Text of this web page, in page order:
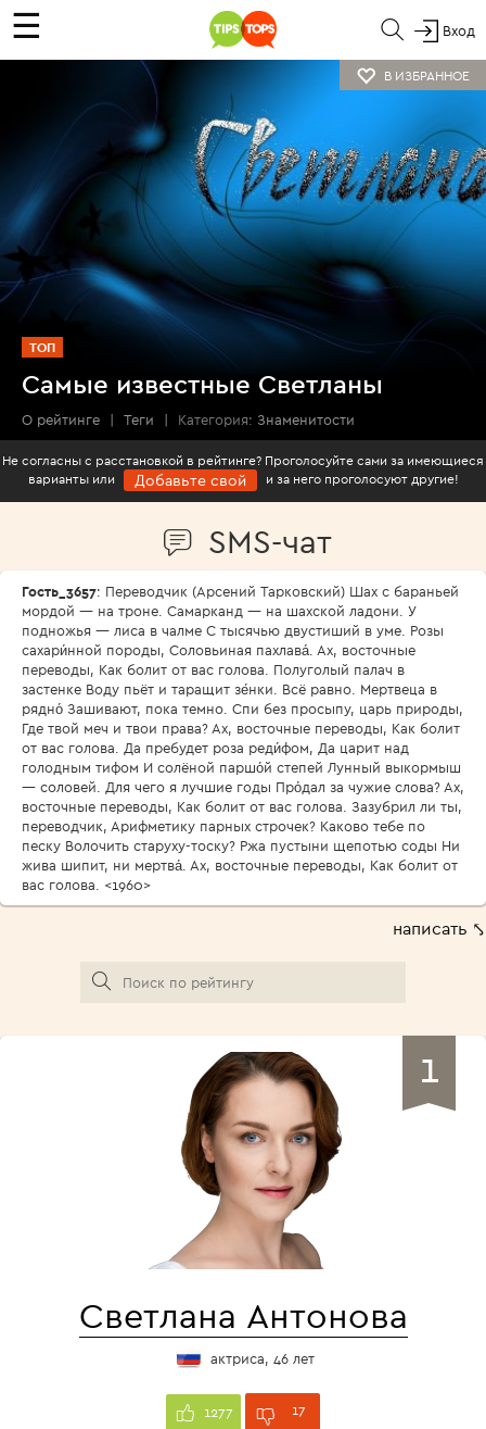
☰ Вход
В ИЗБРАННОЕ
ТОП
Самые известные Светланы
О рейтинге | Теги | Категория: Знаменитости
Не согласны с расстановкой в рейтинге? Проголосуйте сами за имеющиеся
варианты или
Добавьте свой и за него проголосуют другие!
SMS-чат
Гость_3657: Переводчик (Арсений Тарковский) Шах с бараньей
мордой — на троне. Самарканд — на шахской ладони. У
подножья — лиса в чалме С тысячью двустиший в уме. Розы
сахари́нной породы, Соловьиная пахлава́. Ах, восточные
переводы, Как болит от вас голова. Полуголый палач в
застенке Воду пьёт и таращит зе́нки. Всё равно. Мертвеца в
рядно́ Зашивают, пока темно. Спи без просыпу, царь природы,
Где твой меч и твои права? Ах, восточные переводы, Как болит
от вас голова. Да пребудет роза реди́фом, Да царит над
голодным тифом И солёной паршо́й степей Лунный выкормыш
— соловей. Для чего я лучшие годы Про́дал за чужие слова? Ах,
восточные переводы, Как болит от вас голова. Зазубрил ли ты,
переводчик, Арифметику парных строчек? Каково тебе по
песку Волочить старуху-тоску? Ржа пустыни щепотью соды Ни
жива шипит, ни мертва́. Ах, восточные переводы, Как болит от
вас голова. <1960>
написать ⤣
1
Светлана Антонова
актриса, 46 лет
1277 17